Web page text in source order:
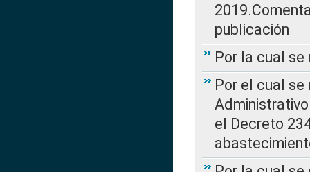
publicación
Por la cual se
Por el cual
el Decreto